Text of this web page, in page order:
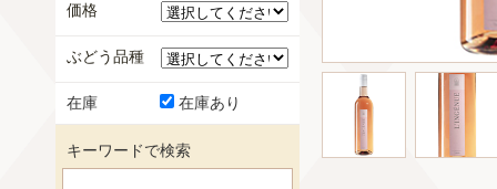
価格
ぶどう品種
在庫 在庫あり
キーワードで検索